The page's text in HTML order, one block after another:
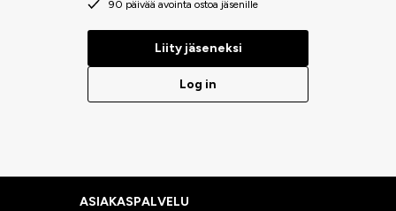
90 päivää avointa ostoa jäsenille
Liity jäseneksi
Log in
ASIAKASPALVELU